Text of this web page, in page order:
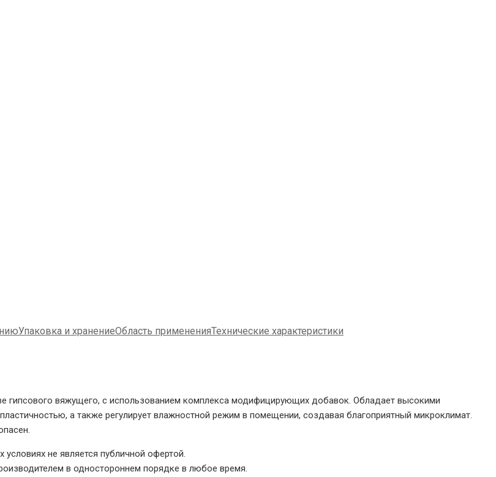
Упаковка и хранениеОбласть примененияТехнические характеристики
гипсового вяжущего, с использованием комплекса модифицирующих добавок. Обладает высокими
а также регулирует влажностной режим в помещении, создавая благоприятный микроклимат.
не является публичной офертой.
в одностороннем порядке в любое время.